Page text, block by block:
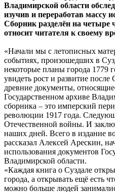
Владимирской области
изучив и переработав массу
Сборник разделён на четыре
относит читателя к своему
«Начали мы с летописных
событиях, произошедших в
некоторые планы города 1779
увидеть рост и развитие
древние документы,
Государственном архиве
сборника – это имперский
революции 1917 года.
Отечественной войны. И
наших дней. Всего в издание
рассказал Алексей Арескин,
использования документов
Владимирской области.
«Каждая книга о Суздале
города, а открывать ещё есть
можно больше людей